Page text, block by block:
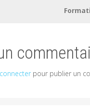
pour publier un